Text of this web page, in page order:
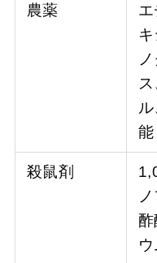
農薬
能
殺鼠剤
酢